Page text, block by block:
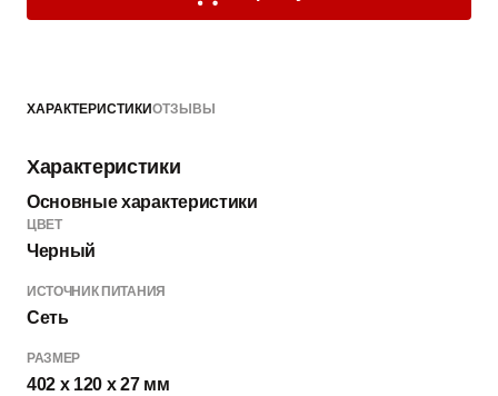
ХАРАКТЕРИСТИКИОТЗЫВЫ
Характеристики
Основные характеристики
ЦВЕТ
Черный
ИСТОЧНИК ПИТАНИЯ
Сеть
РАЗМЕР
402 x 120 x 27 мм